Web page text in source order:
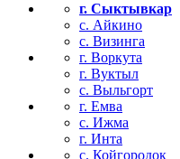
г. Сыктывкар
с. Айкино
с. Визинга
г. Воркута
г. Вуктыл
с. Выльгорт
г. Емва
с. Ижма
г. Инта
с. Койгородок